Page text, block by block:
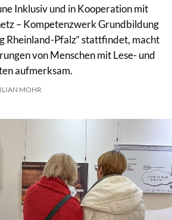
Inklusiv und in Kooperation mit
– Kompetenzwerk Grundbildung
Rheinland-Pfalz“ stattfindet, macht
von Menschen mit Lese- und
aufmerksam.
MOHR